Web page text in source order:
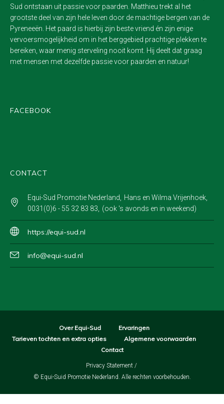
Sud ontstaan uit passie voor paarden. Matthieu trekt al het
grootste deel van zijn hele leven door de machtige bergen van de
Pyreneeën. Het paard is hierbij zijn beste vriend én zijn enige
vervoersmogelijkheid om in het berggebied prachtige plekken te
bereiken, waar menig sterveling nooit komt. Hij deelt dat graag
met mensen met dezelfde passie voor paarden en natuur!
FACEBOOK
CONTACT
Equi-Sud Promotie Nederland
Hans en Wilma Vrijenhoek
0031(0)6 - 55 32 83 83
(ook 's avonds en in weekend)
https://equi-sud.nl
info@equi-sud.nl
Over Equi-Sud
Ervaringen
Tarieven tochten en extra opties
Algemene voorwaarden
Contact
Privacy Statement /
© Equi-Suid Promotie Nederland. Alle rechten voorbehouden.